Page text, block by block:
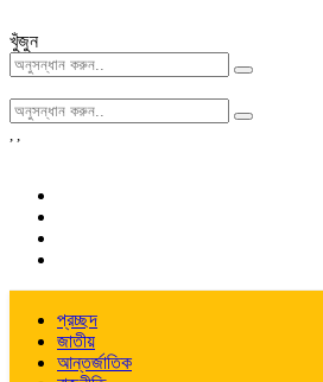
খুঁজুন
, ,
প্রচ্ছদ
জাতীয়
আন্তর্জাতিক